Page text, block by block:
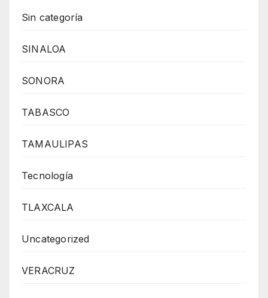
Sin categoría
SINALOA
SONORA
TABASCO
TAMAULIPAS
Tecnología
TLAXCALA
Uncategorized
VERACRUZ